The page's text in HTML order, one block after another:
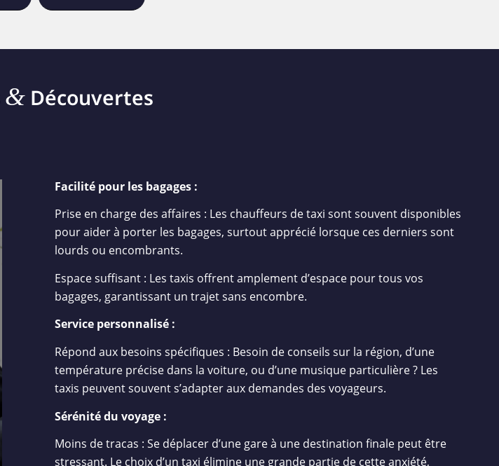
& Découvertes
Facilité pour les bagages :
Prise en charge des affaires : Les chauffeurs de taxi sont souvent disponibles
pour aider à porter les bagages, surtout apprécié lorsque ces derniers sont
lourds ou encombrants.
Espace suffisant : Les taxis offrent amplement d’espace pour tous vos
bagages, garantissant un trajet sans encombre.
Service personnalisé :
Répond aux besoins spécifiques : Besoin de conseils sur la région, d’une
température précise dans la voiture, ou d’une musique particulière ? Les
taxis peuvent souvent s’adapter aux demandes des voyageurs.
Sérénité du voyage :
Moins de tracas : Se déplacer d’une gare à une destination finale peut être
stressant. Le choix d’un taxi élimine une grande partie de cette anxiété,